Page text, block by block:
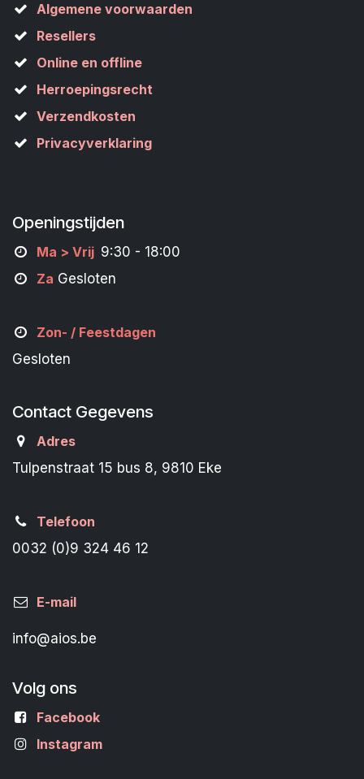
Algemene voorwaarden
Resellers
Online en offline
Herroepingsrecht
Verzendkosten
Privacyverklaring
Openingstijden
Ma > Vrij 9:30 - 18:00
Za Gesloten
Zon- / Feestdagen
Gesloten
Contact Gegevens
Adres
Tulpenstraat 15 bus 8, 9810 Eke
Telefoon
0032 (0)9 324 46 12
E-mail
info@aios.be
Volg ons
Facebook
Instagram